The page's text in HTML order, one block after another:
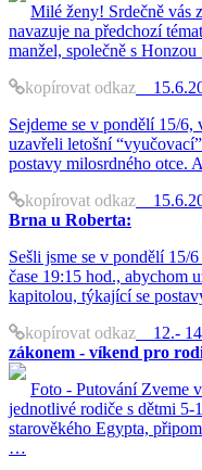
Milé ženy! Srdečně vás
navazuje na předchozí
manžel, společně s
kopírovat odkaz
Sejdeme se v pondělí 15/
uzavřeli letošní
postavy milosrdného otce.
kopírovat odkaz
Brna u Roberta:
Sešli jsme se v pondělí
čase 19:15 hod., abychom
kapitolou, týkající se
kopírovat odkaz 12.-
zákonem - víkend pro
Foto - Putování Zveme
jednotlivé rodiče s dětmi 5-
starověkého Egypta,
…